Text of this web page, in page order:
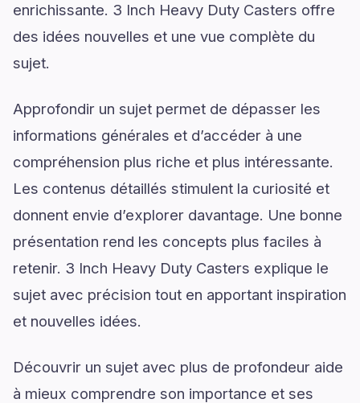
enrichissante. 3 Inch Heavy Duty Casters offre
des idées nouvelles et une vue complète du
sujet.
Approfondir un sujet permet de dépasser les
informations générales et d’accéder à une
compréhension plus riche et plus intéressante.
Les contenus détaillés stimulent la curiosité et
donnent envie d’explorer davantage. Une bonne
présentation rend les concepts plus faciles à
retenir. 3 Inch Heavy Duty Casters explique le
sujet avec précision tout en apportant inspiration
et nouvelles idées.
Découvrir un sujet avec plus de profondeur aide
à mieux comprendre son importance et ses